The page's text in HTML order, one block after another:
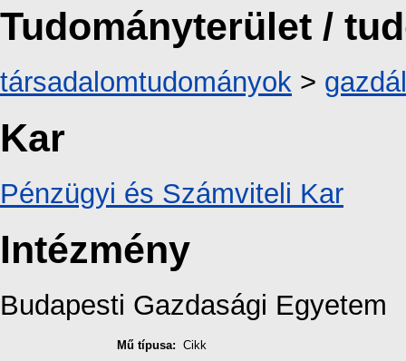
Tudományterület /
társadalomtudományok >
Kar
Pénzügyi és Számviteli Kar
Intézmény
Budapesti Gazdasági Egyetem
Mű típusa: Cikk